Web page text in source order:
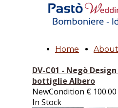
Home About
DV-C01 - Negò
bottiglie Albero
NewCondition € 100.00
In Stock